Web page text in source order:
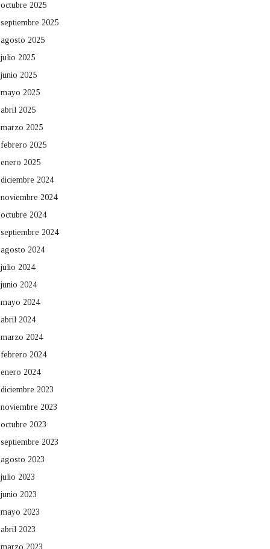
octubre 2025
septiembre 2025
agosto 2025
julio 2025
junio 2025
mayo 2025
abril 2025
marzo 2025
febrero 2025
enero 2025
diciembre 2024
noviembre 2024
octubre 2024
septiembre 2024
agosto 2024
julio 2024
junio 2024
mayo 2024
abril 2024
marzo 2024
febrero 2024
enero 2024
diciembre 2023
noviembre 2023
octubre 2023
septiembre 2023
agosto 2023
julio 2023
junio 2023
mayo 2023
abril 2023
marzo 2023